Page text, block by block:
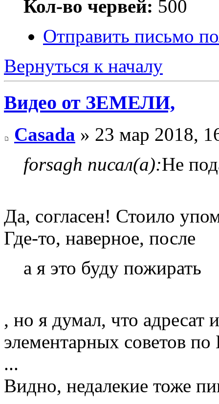
Кол-во червей: 500
Отправить письмо
Вернуться к началу
Видео от ЗЕМЕЛИ,
Casada » 23 мар 2018,
forsagh писал(а):Не
Да, согласен! Стоило
Где-то, наверное, после
а я это буду пожирать
, но я думал, что адресат
элементарных советов
...
Видно, недалекие тоже